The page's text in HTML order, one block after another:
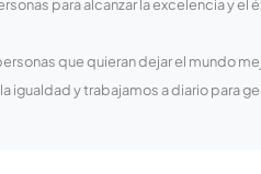
para alcanzar la excelencia y el
que quieran dejar el mundo
igualdad y trabajamos a diario